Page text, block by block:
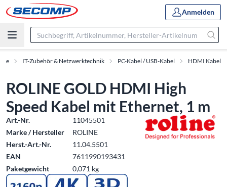
Anmelden
IT-Zubehör & Netzwerktechnik PC-Kabel / USB-Kabel HDMI Kabel
ROLINE GOLD HDMI High
Speed Kabel mit Ethernet, 1 m
Art.-Nr.
11045501
Marke / Hersteller
ROLINE
Herst.-Art.-Nr.
11.04.5501
EAN
7611990193431
Paketgewicht
0,071 kg